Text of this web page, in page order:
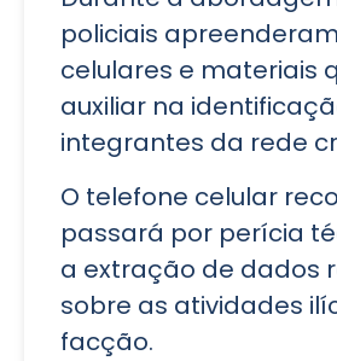
policiais
celulares e materiais
auxiliar na
integrantes da rede
O telefone celular
passará por perícia
a extração de dados
sobre as atividades
facção.